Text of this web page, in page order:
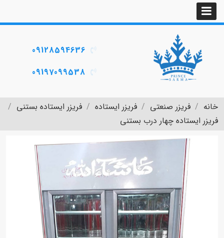
09128594636
09197099538
خانه فریزر صنعتی فریزر ایستاده
فریزر ایستاده بستنی
فریزر ایستاده چهار درب بستنی